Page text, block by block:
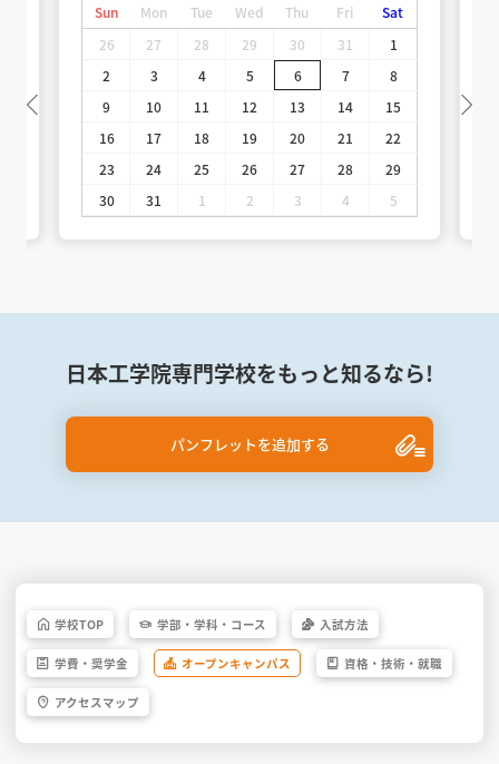
Sun Mon Tue Wed Thu Fri
Sat
26
27 28 29 30 31
1
2
3 4 5 6 7
8
9
10 11 12 13 14
15
16
17 18 19 20 21
22
23
24 25 26 27 28
29
30
31 1 2 3 4 5
日本工学院専門学校をもっと知るなら!
パンフレットを追加する
学校TOP 学部・ 学科・ コース 入試方法
学費・ 奨学金 オープンキャンパス 資格・ 技術・ 就職
アクセス マップ